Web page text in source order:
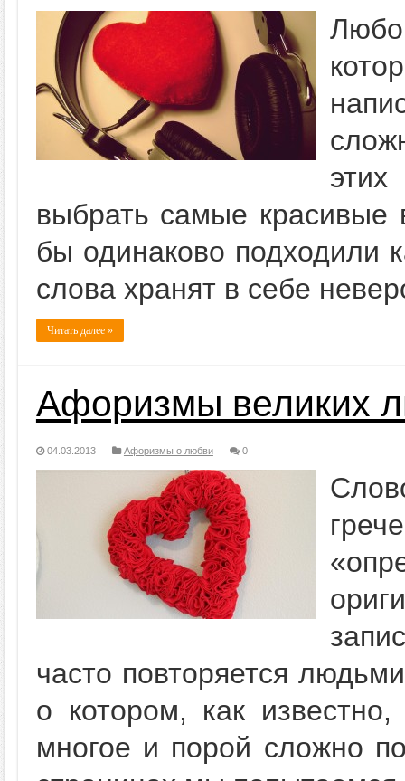
выбрать самые красивые
бы одинаково подходили
слова хранят в себе
Читать далее »
Афоризмы великих
04.03.2013 Афоризмы о любви 0
часто повторяется
о котором, как
многое и порой сложно